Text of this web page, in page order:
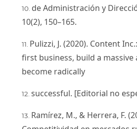
de Administración y
10(2), 150–165.
Pulizzi, J. (2020). Content
first business, build a massive
become radically
successful. [Editorial no
Ramírez, M., & Herrera, F.